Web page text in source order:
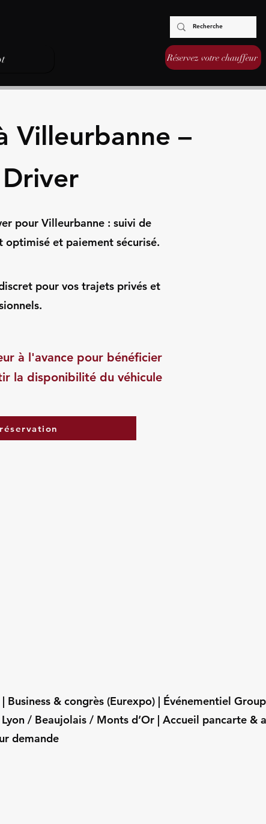
Réservez votre chauffeur
Villeurbanne –
pour Villeurbanne : suivi de
et paiement sécurisé.
pour vos trajets privés et
à l'avance pour bénéficier
la disponibilité du véhicule
Business & congrès (Eurexpo) | Événementiel
/ Beaujolais / Monts d’Or | Accueil pancarte &
demande